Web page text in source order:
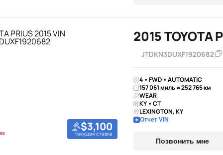
$3,100
текущая ставка
2015 TOYOTA
JTDKN3DUXF1920682
4 • FWD • AUTOMATIC
157 061 миль ≈ 252 765 км
WEAR
KY • CT
LEXINGTON, KY
Отчет VIN
Позвонить мне